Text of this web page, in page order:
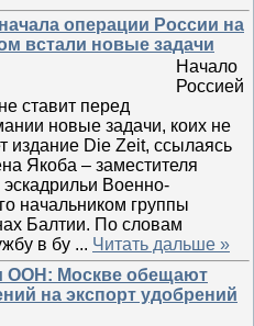
операции России на
встали новые задачи
Начало
Россией
ставит перед
новые задачи, коих не
Die Zeit, ссылаясь
Якоба – заместителя
эскадрильи Военно-
начальником группы
Балтии. По словам
в бу ... Читать дальше »
ООН: Москве обещают
на экспорт удобрений